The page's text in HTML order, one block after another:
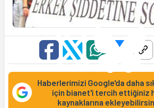
Haberlerimizi Google'da daha
için bianet'i tercih ettiğiniz
kaynaklarına